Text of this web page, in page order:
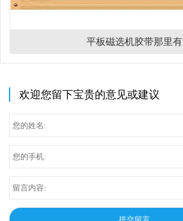
平板磁选机胶带那里有
欢迎您留下宝贵的意见或建议